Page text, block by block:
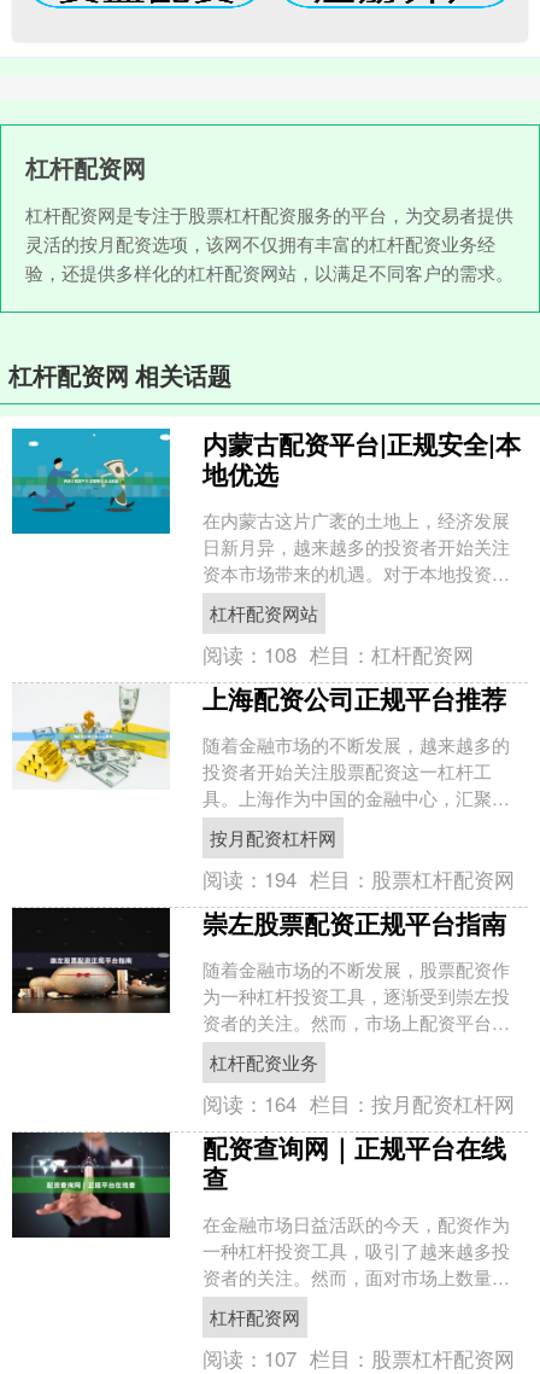
杠杆配资网
杠杆配资网是专注于股票杠杆配资服务的平台，为交易者提供
灵活的按月配资选项，该网不仅拥有丰富的杠杆配资业务经
验，还提供多样化的杠杆配资网站，以满足不同客户的需求。
杠杆配资网 相关话题
内蒙古配资平台|正规安全|本
地优选
在内蒙古这片广袤的土地上，经济发展
日新月异，越来越多的投资者开始关注
资本市场带来的机遇。对于本地投资者
而言，选择一个**正规安全**的配资平
台，是实现资产稳健增....
杠杆配资网站
阅读： 108 栏目：杠杆配资网
上海配资公司正规平台推荐
随着金融市场的不断发展，越来越多的
投资者开始关注股票配资这一杠杆工
具。上海作为中国的金融中心，汇聚了
众多配资公司。然而按月配资杠杆网，
面对市场上鱼龙混杂的配资平....
按月配资杠杆网
阅读： 194 栏目： 股票杠杆配资网
崇左股票配资正规平台指南
随着金融市场的不断发展，股票配资作
为一种杠杆投资工具，逐渐受到崇左投
资者的关注。然而，市场上配资平台鱼
龙混杂，如何辨别正规平台成为投资者
最关心的问题。本文将为您....
杠杆配资业务
阅读： 164 栏目：按月配资杠杆网
配资查询网｜正规平台在线
查
在金融市场日益活跃的今天，配资作为
一种杠杆投资工具，吸引了越来越多投
资者的关注。然而，面对市场上数量众
多、良莠不齐的配资平台，如何快速准
确地辨别正规平台，成为投....
杠杆配资网
阅读： 107 栏目： 股票杠杆配资网